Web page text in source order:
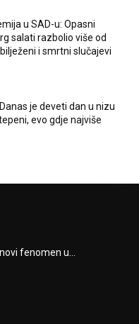
u SAD-u: Opasni
salati razbolio više od
i smrtni slučajevi
je deveti dan u nizu
evo gdje najviše
fenomen u...